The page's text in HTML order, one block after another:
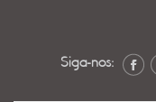
Siga-nos: